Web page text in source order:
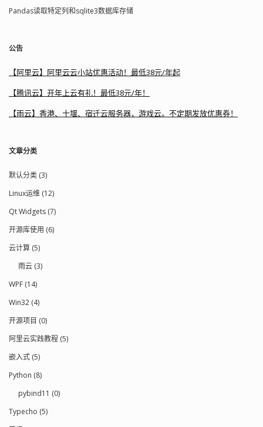
Pandas读取特定列和sqlite3数据库存储
公告
【阿里云】阿里云云小站优惠活动！最低38元/年起
【腾讯云】开年上云有礼！最低38元/年！
【雨云】香港、十堰、宿迁云服务器，游戏云。不定期发放优惠券！
文章分类
默认分类 (3)
Linux运维 (12)
Qt Widgets (7)
开源库使用 (6)
云计算 (5)
雨云 (3)
WPF (14)
Win32 (4)
开源项目 (0)
阿里云实践教程 (5)
嵌入式 (5)
Python (8)
pybind11 (0)
Typecho (5)